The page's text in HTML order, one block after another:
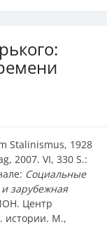
Stalinismus, 1928
2007. VI, 330 S.:
Социальные
зарубежная
Центр
истории. М.,